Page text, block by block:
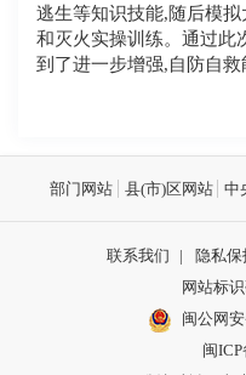
逃生等知识技能,随后模
和灭火实操训练。通过此
到了进一步增强,自防自
部门网站 县(市)区网站 中
联系我们 | 隐私保
网站标
闽公网安
闽